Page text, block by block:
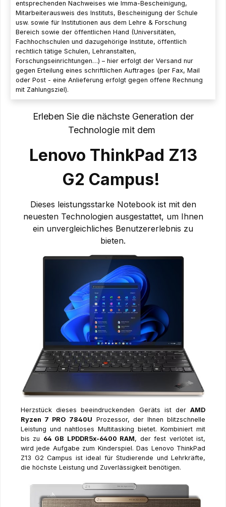
entsprechenden Nachweises wie Imma-Bescheinigung,
Mitarbeiterausweis des Instituts, Bescheinigung der Schule
usw. sowie für Institutionen aus dem Lehre & Forschung
Bereich sowie der öffentlichen Hand (Universitäten,
Fachhochschulen und dazugehörige Institute, öffentlich
rechtlich tätige Schulen, Lehranstalten,
Forschungseinrichtungen…) – hier erfolgt der Versand nur
gegen Erteilung eines schriftlichen Auftrages (per Fax, Mail
oder Post - eine Anlieferung erfolgt gegen offene Rechnung
mit Zahlungsziel).
Erleben Sie die nächste Generation der
Technologie mit dem
Lenovo ThinkPad Z13
G2 Campus!
Dieses leistungsstarke Notebook ist mit den
neuesten Technologien ausgestattet, um Ihnen
ein unvergleichliches Benutzererlebnis zu
bieten.
Herzstück dieses beeindruckenden Geräts ist der AMD
Ryzen 7 PRO 7840U Prozessor, der Ihnen blitzschnelle
Leistung und nahtloses Multitasking bietet. Kombiniert mit
bis zu 64 GB LPDDR5x-6400 RAM, der fest verlötet ist,
wird jede Aufgabe zum Kinderspiel. Das Lenovo ThinkPad
Z13 G2 Campus ist ideal für Studierende und Lehrkräfte,
die höchste Leistung und Zuverlässigkeit benötigen.